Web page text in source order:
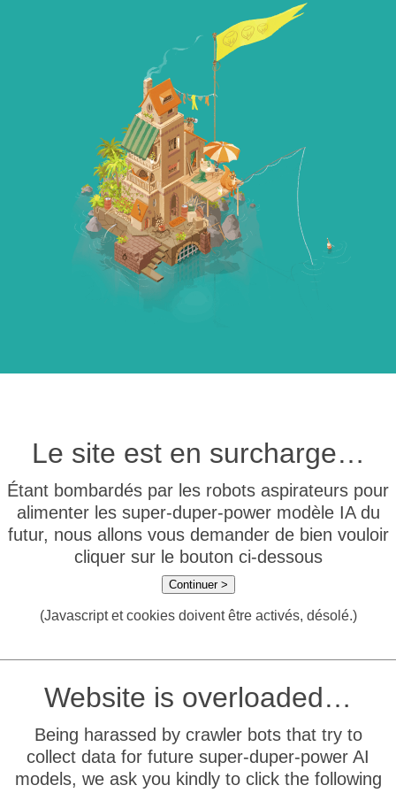
Le site est en surcharge…
Étant bombardés par les robots aspirateurs pour
alimenter les super-duper-power modèle IA du
futur, nous allons vous demander de bien vouloir
cliquer sur le bouton ci-dessous
Continuer >
(Javascript et cookies doivent être activés, désolé.)
Website is overloaded…
Being harassed by crawler bots that try to
collect data for future super-duper-power AI
models, we ask you kindly to click the following